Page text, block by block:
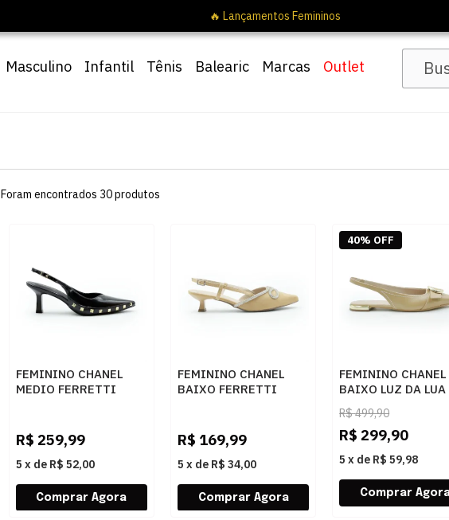
Masculino Infantil Tênis Balearic Marcas Outlet
🔥 Lançamentos Femininos
Foram encontrados 30produtos
FEMININO CHANEL
MEDIO FERRETTI
R$ 259,99
5 x de R$ 52,00
FEMININO CHANEL
BAIXO FERRETTI
R$ 169,99
5 x de R$ 34,00
FEMININO CHANEL
BAIXO LUZ DA LUA
80240035 ATACAMA
BUTTER
R$499,90
R$ 299,90
5 x de R$ 59,98
40% OFF